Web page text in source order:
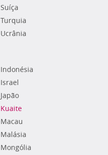
Suíça
Turquia
Ucrânia
Indonésia
Israel
Japão
Kuaite
Macau
Malásia
Mongólia